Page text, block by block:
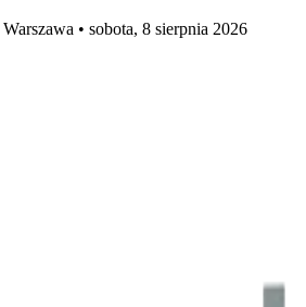
Warszawa • sobota, 8 sierpnia 2026